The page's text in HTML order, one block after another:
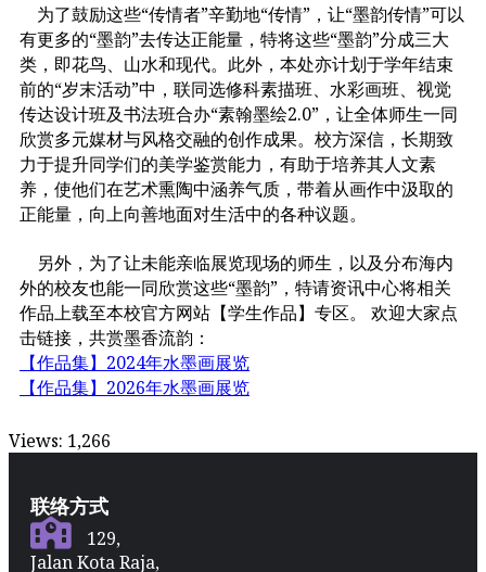
为了鼓励这些“传情者”辛勤地“传情”，让“墨韵传情”可以
有更多的“墨韵”去传达正能量，特将这些“墨韵”分成三大
类，即花鸟、山水和现代。此外，本处亦计划于学年结束
前的“岁末活动”中，联同选修科素描班、水彩画班、视觉
传达设计班及书法班合办“素翰墨绘2.0”，让全体师生一同
欣赏多元媒材与风格交融的创作成果。校方深信，长期致
力于提升同学们的美学鉴赏能力，有助于培养其人文素
养，使他们在艺术熏陶中涵养气质，带着从画作中汲取的
正能量，向上向善地面对生活中的各种议题。
另外，为了让未能亲临展览现场的师生，以及分布海内
外的校友也能一同欣赏这些“墨韵”，特请资讯中心将相关
作品上载至本校官方网站【学生作品】专区。 欢迎大家点
击链接，共赏墨香流韵：
【作品集】2024年水墨画展览
【作品集】2026年水墨画展览
Views: 1,266
联络方式
129,
Jalan Kota Raja,